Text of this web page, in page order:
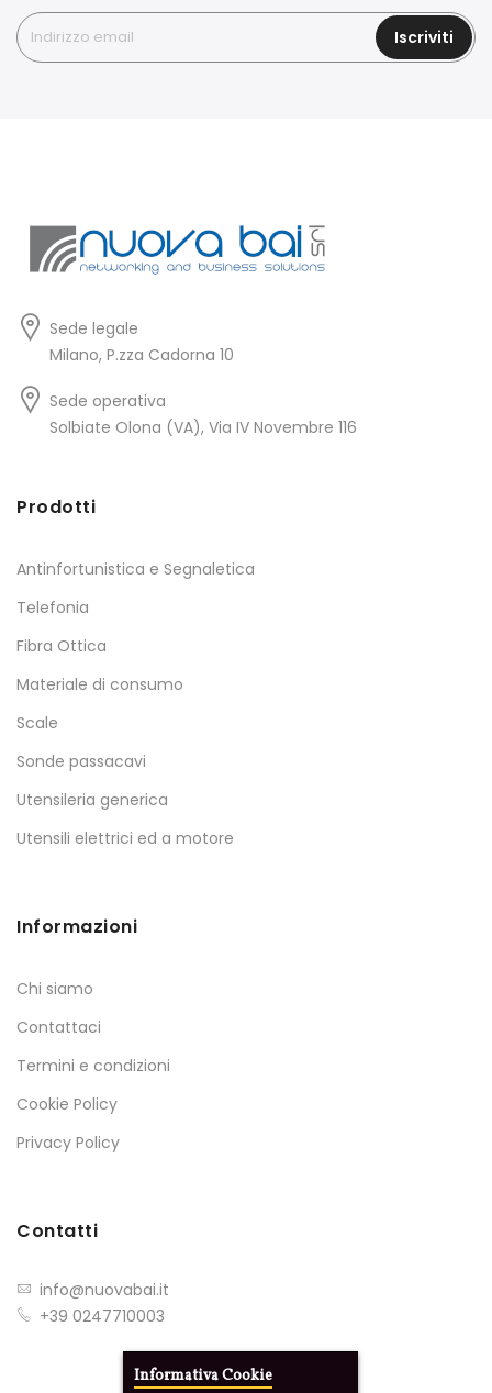
Iscriviti
Sede legale
Milano, P.zza Cadorna 10
Sede operativa
Solbiate Olona (VA), Via IV Novembre 116
Prodotti
Antinfortunistica e Segnaletica
Telefonia
Fibra Ottica
Materiale di consumo
Scale
Sonde passacavi
Utensileria generica
Utensili elettrici ed a motore
Informazioni
Chi siamo
Contattaci
Termini e condizioni
Cookie Policy
Privacy Policy
Contatti
info@nuovabai.it
+39 0247710003
Informativa Cookie